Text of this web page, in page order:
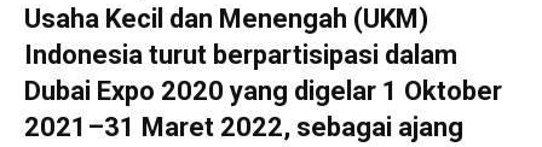
Usaha Kecil dan Menengah (UKM)
Indonesia turut berpartisipasi dalam
Dubai Expo 2020 yang digelar 1 Oktober
2021–31 Maret 2022, sebagai ajang